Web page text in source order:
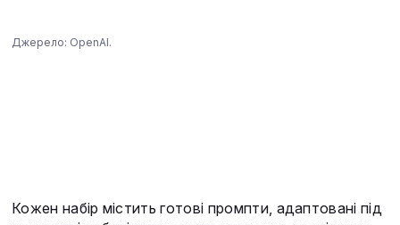
Джерело: OpenAI.
Кожен набір містить готові промпти, адаптовані під